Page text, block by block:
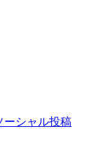
ーシャル投稿